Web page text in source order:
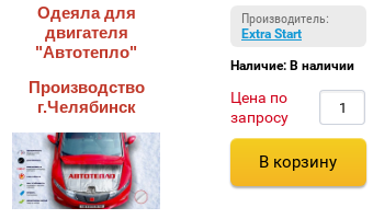
Одеяла для
двигателя
"Автотепло"
Производство
г.Челябинск
Производитель:
Extra Start
Наличие: В наличии
Цена по
запросу
В корзину